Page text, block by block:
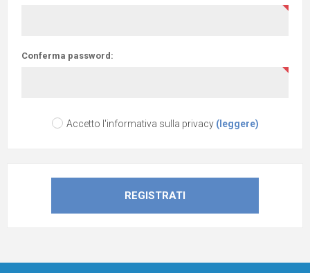
Conferma password:
Accetto l'informativa sulla privacy (leggere)